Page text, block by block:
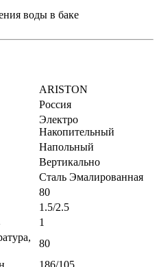
воды в баке
ARISTON
Россия
Электро
Накопительный
Напольный
Вертикально
Сталь Эмалированная
80
1.5/2.5
1
80